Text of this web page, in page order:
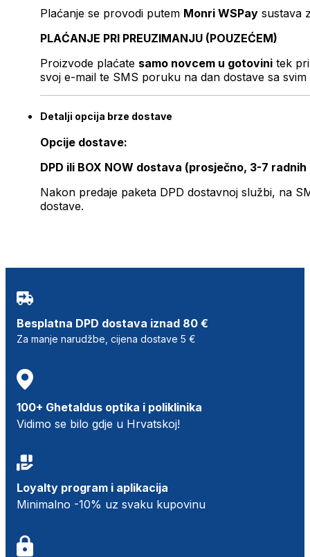
Plaćanje se provodi putem Monri WSPay sustava
PLAĆANJE PRI PREUZIMANJU (POUZEĆEM)
Proizvode plaćate samo novcem u gotovini tek
svoj e-mail te SMS poruku na dan dostave sa svim
Detalji opcija brze dostave
Opcije dostave:
DPD ili BOX NOW dostava (prosječno, 3-7 radnih
Nakon predaje paketa DPD dostavnoj službi, na
dostave.
Besplatna DPD dostava iznad 80 €
Za manje narudžbe, cijena dostave 5 €
100+ Ghetaldus optika i poliklinika
Vidimo se bilo gdje u Hrvatskoj!
Loyalty program i aplikacija
Minimalno -10% uz svaku kupovinu